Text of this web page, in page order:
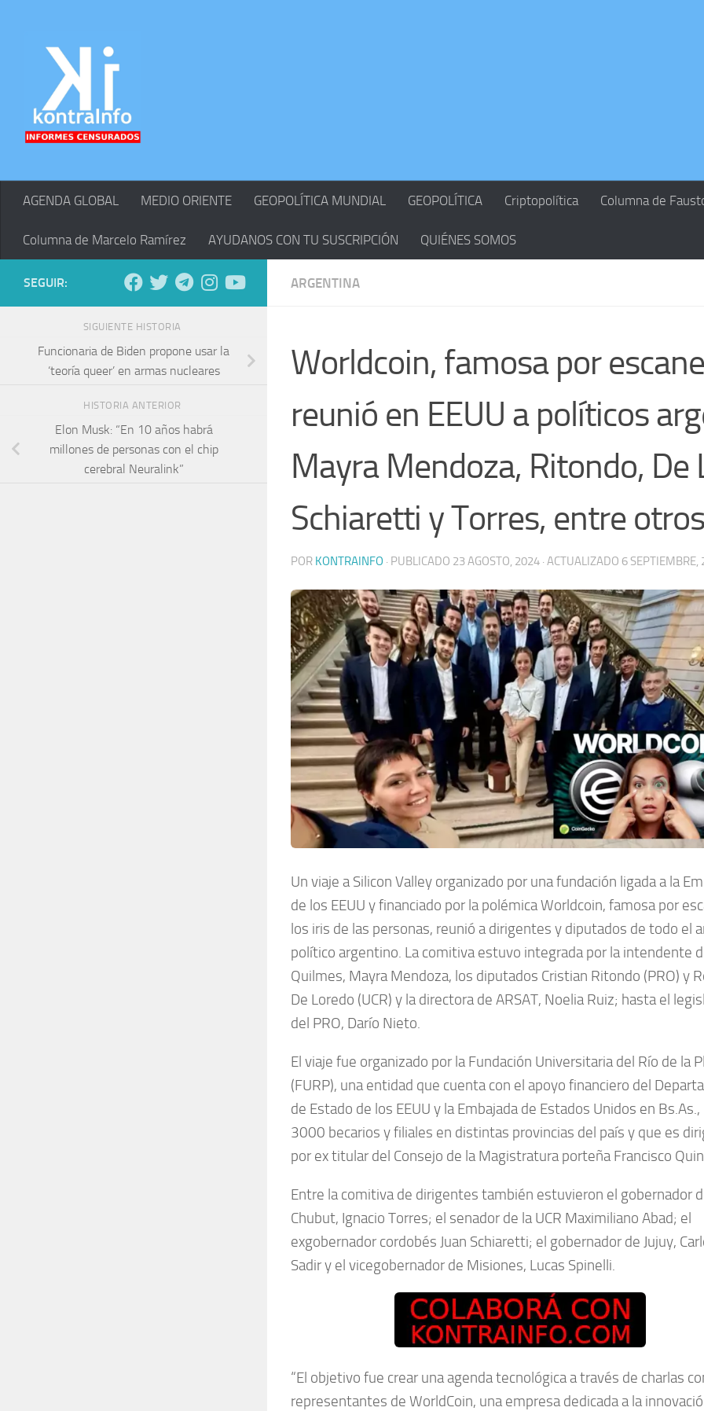
AGENDA GLOBAL MEDIO ORIENTE GEOPOLÍTICA MUNDIAL GEOPOLÍTICA Criptopolítica Columna de
Columna de Marcelo Ramírez AYUDANOS CON TU SUSCRIPCIÓN QUIÉNES SOMOS
ARGENTINA
Worldcoin, famosa por
reunió en EEUU a políticos
Mayra Mendoza, Ritondo, De
Schiaretti y Torres, entre otros
POR KONTRAINFO · PUBLICADO 23 AGOSTO, 2024 · ACTUALIZADO 6 SEPTIEMBRE,
Un viaje a Silicon Valley organizado por una fundación ligada a la
de los EEUU y financiado por la polémica Worldcoin, famosa por
los iris de las personas, reunió a dirigentes y diputados de todo el
político argentino. La comitiva estuvo integrada por la intendente
Quilmes, Mayra Mendoza, los diputados Cristian Ritondo (PRO) y
De Loredo (UCR) y la directora de ARSAT, Noelia Ruiz; hasta el
del PRO, Darío Nieto.
El viaje fue organizado por la Fundación Universitaria del Río de la
(FURP), una entidad que cuenta con el apoyo financiero del
de Estado de los EEUU y la Embajada de Estados Unidos en Bs.As.,
3000 becarios y filiales en distintas provincias del país y que es
por ex titular del Consejo de la Magistratura porteña Francisco
Entre la comitiva de dirigentes también estuvieron el gobernador
Chubut, Ignacio Torres; el senador de la UCR Maximiliano Abad; el
exgobernador cordobés Juan Schiaretti; el gobernador de Jujuy,
Sadir y el vicegobernador de Misiones, Lucas Spinelli.
“El objetivo fue crear una agenda tecnológica a través de charlas
representantes de WorldCoin, una empresa dedicada a la
SEGUIR:
SIGUIENTE HISTORIA
Funcionaria de Biden propone usar la
‘teoría queer’ en armas nucleares
HISTORIA ANTERIOR
Elon Musk: “En 10 años habrá
millones de personas con el chip
cerebral Neuralink”